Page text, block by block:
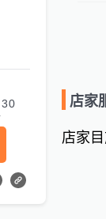
店家
店家